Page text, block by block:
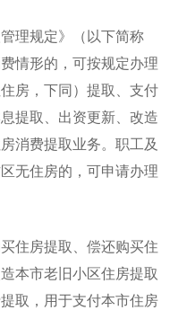
理规定》（以下简称
情形的，可按规定办理
房，下同）提取、支付
提取、出资更新、改造
消费提取业务。职工及
无住房的，可申请办理
房提取、偿还购买住
本市老旧小区住房提取
取，用于支付本市住房